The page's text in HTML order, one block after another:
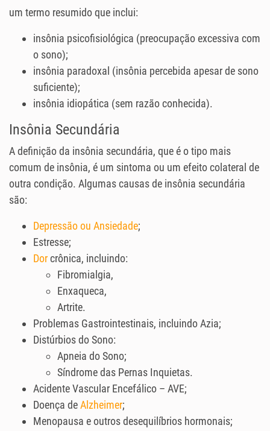
um termo resumido que inclui:
insônia psicofisiológica (preocupação excessiva com
o sono);
insônia paradoxal (insônia percebida apesar de sono
suficiente);
insônia idiopática (sem razão conhecida).
Insônia Secundária
A definição da insônia secundária, que é o tipo mais
comum de insônia, é um sintoma ou um efeito colateral de
outra condição. Algumas causas de insônia secundária
são:
Depressão ou Ansiedade;
Estresse;
Dorcrônica, incluindo:
Fibromialgia,
Enxaqueca,
Artrite.
Problemas Gastrointestinais, incluindo Azia;
Distúrbios do Sono:
Apneia do Sono;
Síndrome das Pernas Inquietas.
Acidente Vascular Encefálico – AVE;
Doença deAlzheimer;
Menopausa e outros desequilíbrios hormonais;